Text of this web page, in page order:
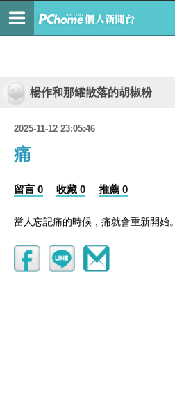
楊作和那罐散落的胡椒粉
2025-11-12 23:05:46
痛
留言 0 收藏 0 推薦 0
當人忘記痛的時候，痛就會重新開始。